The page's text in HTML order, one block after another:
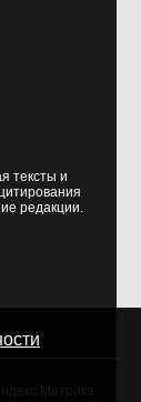
тексты и
редакции.